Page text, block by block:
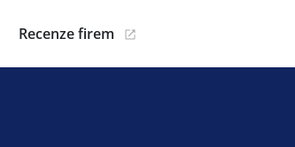
Recenze firem